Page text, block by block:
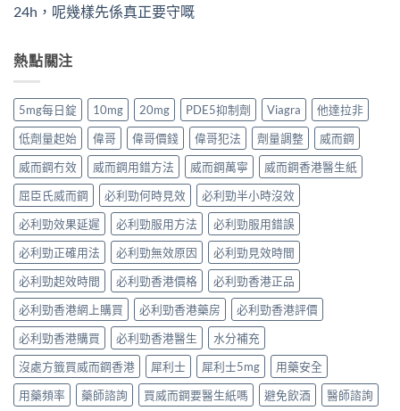
24h，呢幾樣先係真正要守嘅
熱點關注
5mg每日錠 10mg 20mg PDE5抑制劑 Viagra
他達拉非
低劑量起始
偉哥 偉哥價錢 偉哥犯法 劑量調整
威而鋼
威而鋼冇效
威而鋼用錯方法 威而鋼萬寧
威而鋼香港醫生紙
屈臣氏威而鋼
必利勁何時見效
必利勁半小時沒效
必利勁效果延遲
必利勁服用方法
必利勁服用錯誤
必利勁正確用法
必利勁無效原因
必利勁見效時間
必利勁起效時間
必利勁香港價格
必利勁香港正品
必利勁香港網上購買
必利勁香港藥房
必利勁香港評價
必利勁香港購買
必利勁香港醫生
水分補充
沒處方籤買威而鋼香港
犀利士 犀利士5mg
用藥安全
用藥頻率
藥師諮詢 買威而鋼要醫生紙嗎 避免飲酒 醫師諮詢